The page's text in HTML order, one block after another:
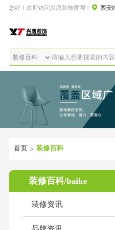
您好！欢迎访问兴唐装饰官网！ 西安
首页 > 装修百科
装修百科/baike
装修资讯